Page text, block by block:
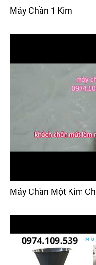
Máy Chần 1 Kim
Máy Chần Một Kim